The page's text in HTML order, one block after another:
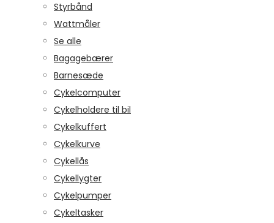
Styrbånd
Wattmåler
Se alle
Bagagebærer
Barnesæde
Cykelcomputer
Cykelholdere til bil
Cykelkuffert
Cykelkurve
Cykellås
Cykellygter
Cykelpumper
Cykeltasker